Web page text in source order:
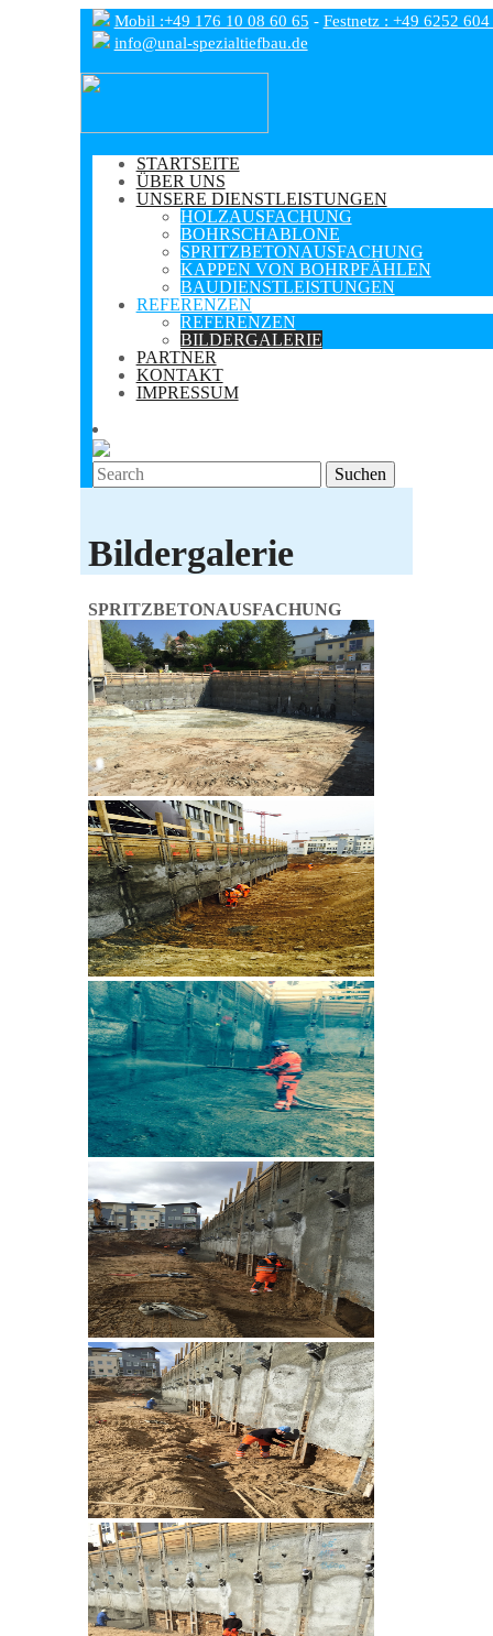
Mobil :+49 176 10 08 60 65 - Festnetz : +49 6252
info@unal-spezialtiefbau.de
STARTSEITE
ÜBER UNS
UNSERE DIENSTLEISTUNGEN
HOLZAUSFACHUNG
BOHRSCHABLONE
SPRITZBETONAUSFACHUNG
KAPPEN VON BOHRPFÄHLEN
BAUDIENSTLEISTUNGEN
REFERENZEN
REFERENZEN
BILDERGALERIE
PARTNER
KONTAKT
IMPRESSUM
Bildergalerie
SPRITZBETONAUSFACHUNG